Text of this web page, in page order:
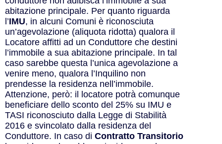
abitazione principale. Per quanto riguarda
l’IMU, in alcuni Comuni è riconosciuta
un’agevolazione (aliquota ridotta) qualora il
Locatore affitti ad un Conduttore che destini
l’immobile a sua abitazione principale. In tal
caso sarebbe questa l’unica agevolazione a
venire meno, qualora l’Inquilino non
prendesse la residenza nell’immobile.
Attenzione, però: il locatore potrà comunque
beneficiare dello sconto del 25% su IMU e
TASI riconosciuto dalla Legge di Stabilità
2016 e svincolato dalla residenza del
Conduttore. In caso di Contratto Transitorio